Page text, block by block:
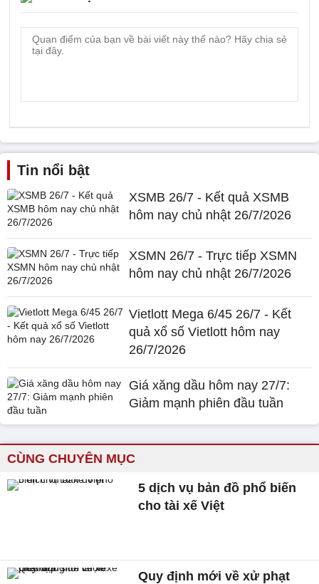
Tin nổi bật
XSMB 26/7 - Kết quả XSMB
hôm nay chủ nhật 26/7/2026
XSMN 26/7 - Trực tiếp XSMN
hôm nay chủ nhật 26/7/2026
Vietlott Mega 6/45 26/7 - Kết
quả xổ số Vietlott hôm nay
26/7/2026
Giá xăng dầu hôm nay 27/7:
Giảm mạnh phiên đầu tuần
CÙNG CHUYÊN MỤC
5 dịch vụ bản đồ phổ biến
cho tài xế Việt
Quy định mới về xử phạt